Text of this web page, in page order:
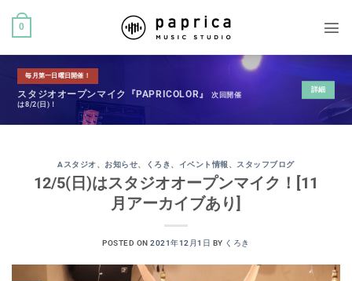
0
毎月第一日曜日開催！
スタジオオープンマイク『PAPRICOLOR』次回開催
は8/2(日)！
詳細
Aスタジオ お知らせ くろき イベント情報 スタッフブログ
12/5(日)はスタジオオープンマイク！[11
月アーカイブあり]
POSTED ON2021年12月1日 BY くろき